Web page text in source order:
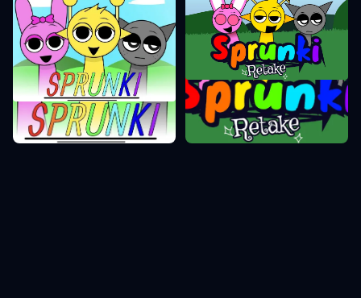
Sprunki Phase
Sprunki Retake